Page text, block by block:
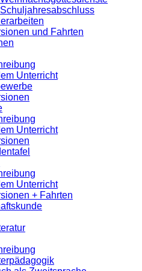
Schuljahresabschluss
und Fahrten
Unterricht
Unterricht
Unterricht
+ Fahrten